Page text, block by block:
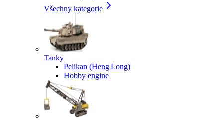
Všechny kategorie
Tanky
Pelikan (Heng Long)
Hobby engine